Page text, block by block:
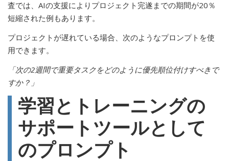
査では、AIの支援によりプロジェクト完遂までの期間が20％
短縮された例もあります。
プロジェクトが遅れている場合、次のようなプロンプトを使
用できます。
「次の2週間で重要タスクをどのように優先順位付けすべきで
すか？」
学習とトレーニングの
サポートツールとして
のプロンプト